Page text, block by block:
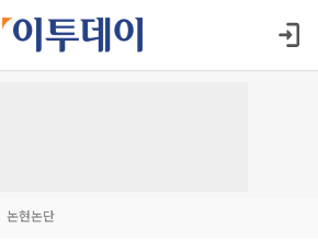
논현논단